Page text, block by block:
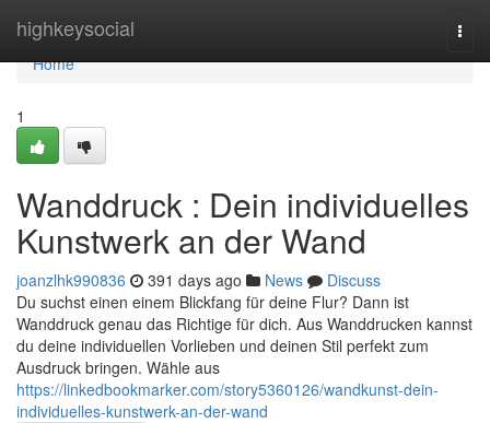
highkeysocial
Home
Home
1
Wanddruck : Dein individuelles
Kunstwerk an der Wand
joanzlhk990836 391 days ago News
Discuss
Du suchst einen einem Blickfang für deine Flur? Dann ist
Wanddruck genau das Richtige für dich. Aus Wanddrucken kannst
du deine individuellen Vorlieben und deinen Stil perfekt zum
Ausdruck bringen. Wähle aus
https://linkedbookmarker.com/story5360126/wandkunst-dein-
individuelles-kunstwerk-an-der-wand